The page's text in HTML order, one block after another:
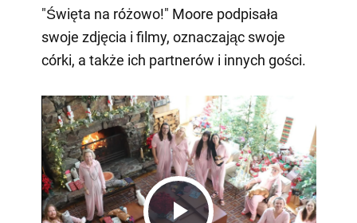
"Święta na różowo!" Moore podpisała
swoje zdjęcia i filmy, oznaczając swoje
córki, a także ich partnerów i innych gości.